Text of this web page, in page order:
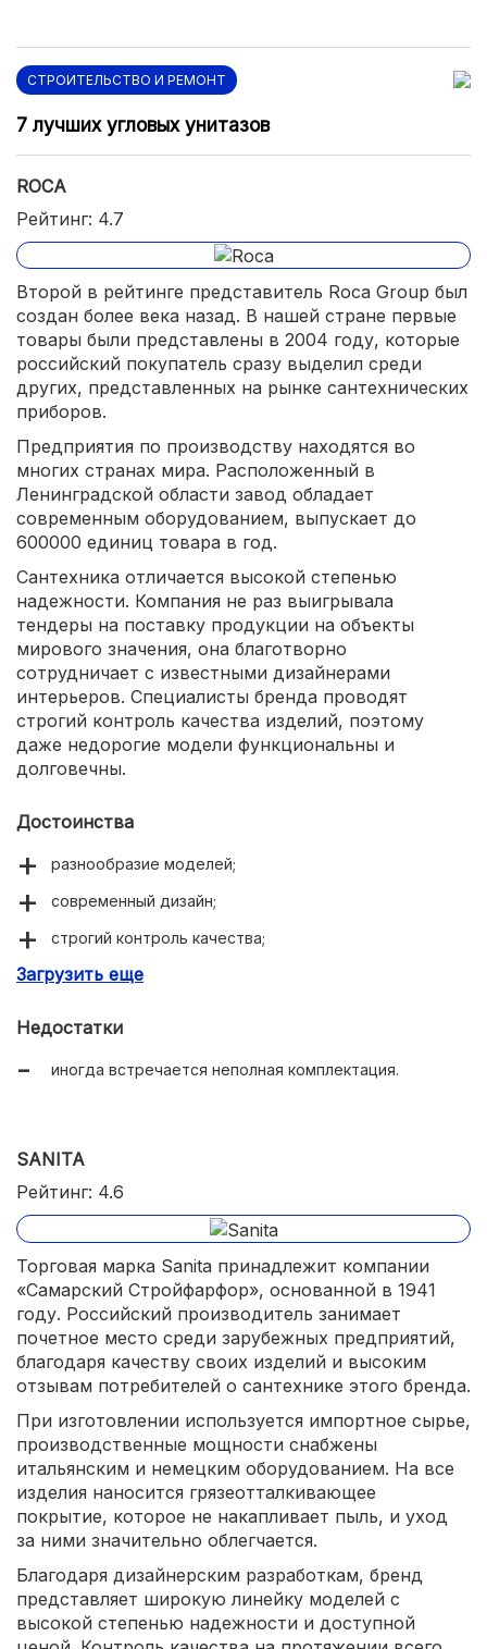
СТРОИТЕЛЬСТВО И РЕМОНТ
7 лучших угловых унитазов
ROCA
Рейтинг: 4.7
Второй в рейтинге представитель Roca Group был
создан более века назад. В нашей стране первые
товары были представлены в 2004 году, которые
российский покупатель сразу выделил среди
других, представленных на рынке сантехнических
приборов.
Предприятия по производству находятся во
многих странах мира. Расположенный в
Ленинградской области завод обладает
современным оборудованием, выпускает до
600000 единиц товара в год.
Сантехника отличается высокой степенью
надежности. Компания не раз выигрывала
тендеры на поставку продукции на объекты
мирового значения, она благотворно
сотрудничает с известными дизайнерами
интерьеров. Специалисты бренда проводят
строгий контроль качества изделий, поэтому
даже недорогие модели функциональны и
долговечны.
Достоинства
разнообразие моделей;
современный дизайн;
строгий контроль качества;
большой срок гарантии;
Загрузить еще
Недостатки
иногда встречается неполная комплектация.
SANITA
Рейтинг: 4.6
Торговая марка Sanita принадлежит компании
«Самарский Стройфарфор», основанной в 1941
году. Российский производитель занимает
почетное место среди зарубежных предприятий,
благодаря качеству своих изделий и высоким
отзывам потребителей о сантехнике этого бренда.
При изготовлении используется импортное сырье,
производственные мощности снабжены
итальянским и немецким оборудованием. На все
изделия наносится грязеотталкивающее
покрытие, которое не накапливает пыль, и уход
за ними значительно облегчается.
Благодаря дизайнерским разработкам, бренд
представляет широкую линейку моделей с
высокой степенью надежности и доступной